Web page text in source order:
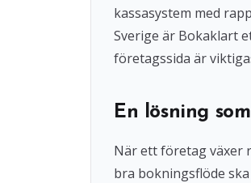
kassasystem med
Sverige är Bokaklart
företagssida är
En lösning
När ett företag växer
bra bokningsflöde